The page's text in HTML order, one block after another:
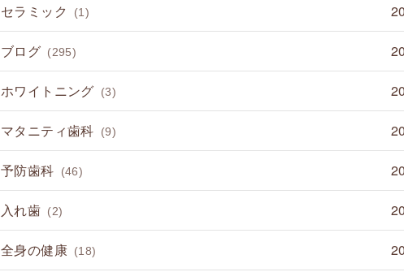
セラミック (1)
ブログ (295)
ホワイトニング (3)
マタニティ歯科 (9)
予防歯科 (46)
入れ歯 (2)
全身の健康 (18)